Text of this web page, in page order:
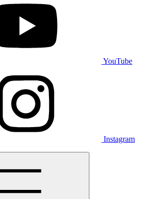
YouTube
Instagram